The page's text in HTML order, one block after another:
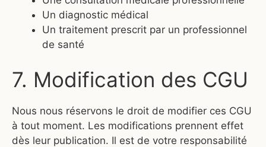
Un diagnostic médical
Un traitement prescrit par un professionnel
de santé
7. Modification des CGU
Nous nous réservons le droit de modifier ces CGU
à tout moment. Les modifications prennent effet
dès leur publication. Il est de votre responsabilité